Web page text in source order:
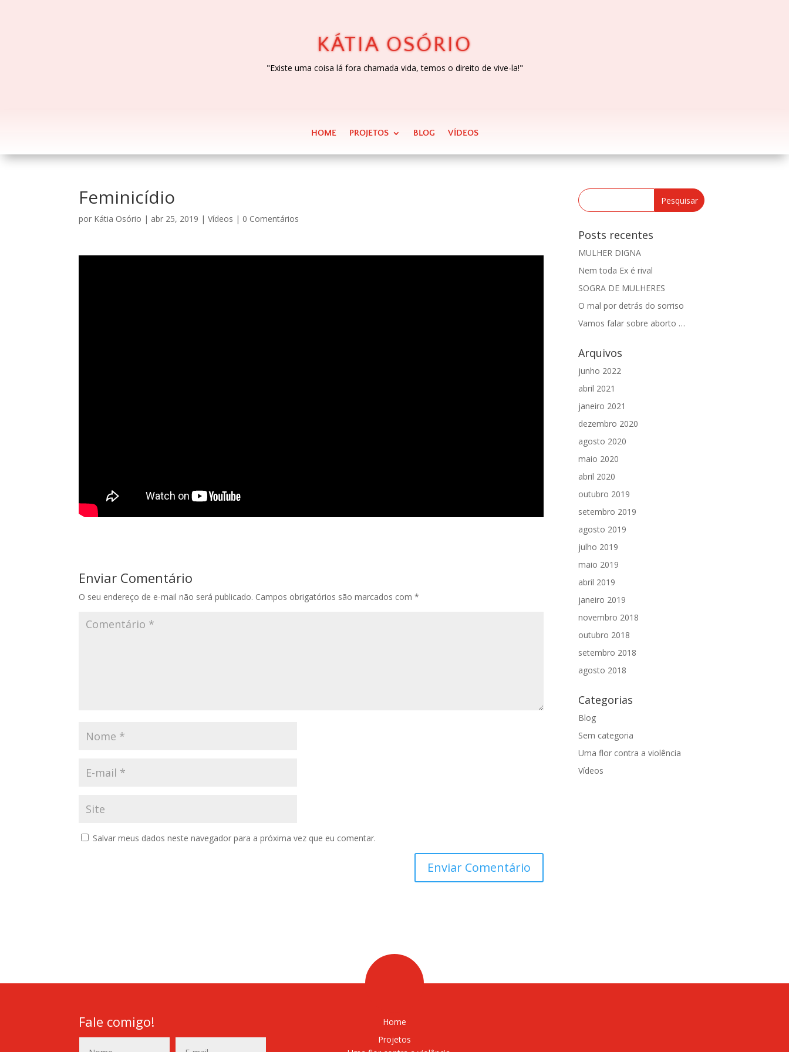
KÁTIA OSÓRIO
"Existe uma coisa lá fora chamada vida, temos o direito de vive-la!"
HOME PROJETOS BLOG VÍDEOS
Feminicídio
por Kátia Osório | abr 25, 2019 |Vídeos | 0 Comentários
Enviar Comentário
O seu endereço de e-mail não será publicado. Campos obrigatórios são marcados com*
Salvar meus dados neste navegador para a próxima vez que eu comentar.
Posts recentes
MULHER DIGNA
Nem toda Ex é rival
SOGRA DE MULHERES
O mal por detrás do sorriso
Vamos falar sobre aborto …
Arquivos
junho 2022
abril 2021
janeiro 2021
dezembro 2020
agosto 2020
maio 2020
abril 2020
outubro 2019
setembro 2019
agosto 2019
julho 2019
maio 2019
abril 2019
janeiro 2019
novembro 2018
outubro 2018
setembro 2018
agosto 2018
Categorias
Blog
Sem categoria
Uma flor contra a violência
Vídeos
Fale comigo!
Home
Projetos